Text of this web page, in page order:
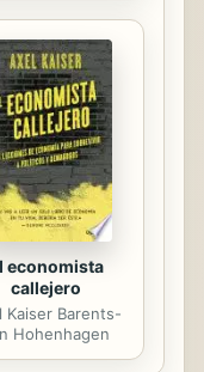
economista
callejero
Kaiser Barents-
Hohenhagen